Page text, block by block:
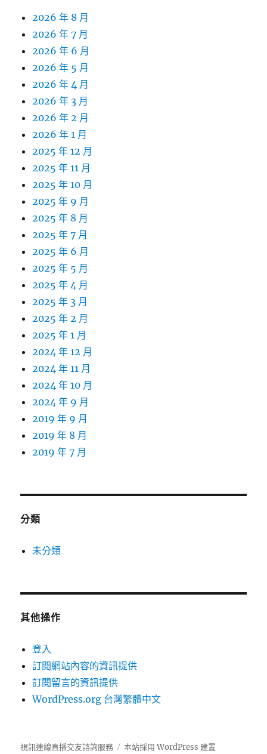
2026 年 8 月
2026 年 7 月
2026 年 6 月
2026 年 5 月
2026 年 4 月
2026 年 3 月
2026 年 2 月
2026 年 1 月
2025 年 12 月
2025 年 11 月
2025 年 10 月
2025 年 9 月
2025 年 8 月
2025 年 7 月
2025 年 6 月
2025 年 5 月
2025 年 4 月
2025 年 3 月
2025 年 2 月
2025 年 1 月
2024 年 12 月
2024 年 11 月
2024 年 10 月
2024 年 9 月
2019 年 9 月
2019 年 8 月
2019 年 7 月
分類
未分類
其他操作
登入
訂閱網站內容的資訊提供
訂閱留言的資訊提供
WordPress.org 台灣繁體中文
視訊連線直播交友諮詢服務 本站採用 WordPress 建置